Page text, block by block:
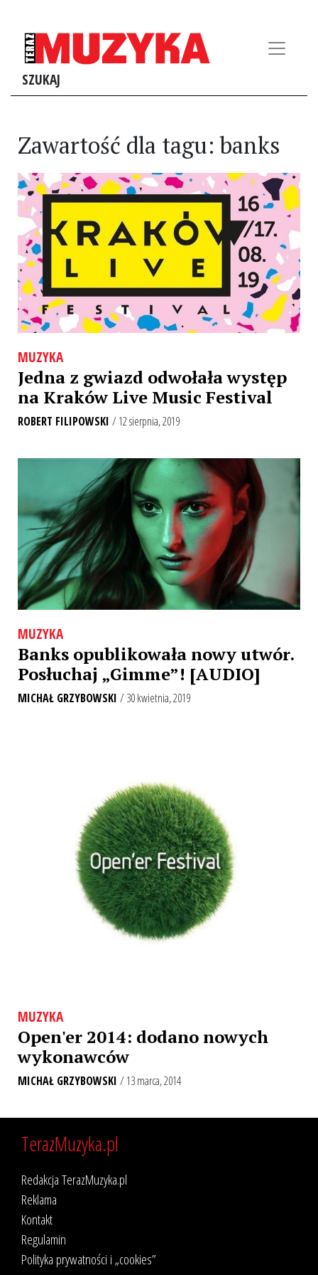
SZUKAJ
Zawartość dla tagu: banks
MUZYKA
Jedna z gwiazd odwołała występ
na Kraków Live Music Festival
ROBERT FILIPOWSKI / 12 sierpnia, 2019
MUZYKA
Banks opublikowała nowy utwór.
Posłuchaj „Gimme”! [AUDIO]
MICHAŁ GRZYBOWSKI / 30 kwietnia, 2019
MUZYKA
Open'er 2014: dodano nowych
wykonawców
MICHAŁ GRZYBOWSKI / 13 marca, 2014
TerazMuzyka.pl
Redakcja TerazMuzyka.pl
Reklama
Kontakt
Regulamin
Polityka prywatności i „cookies”